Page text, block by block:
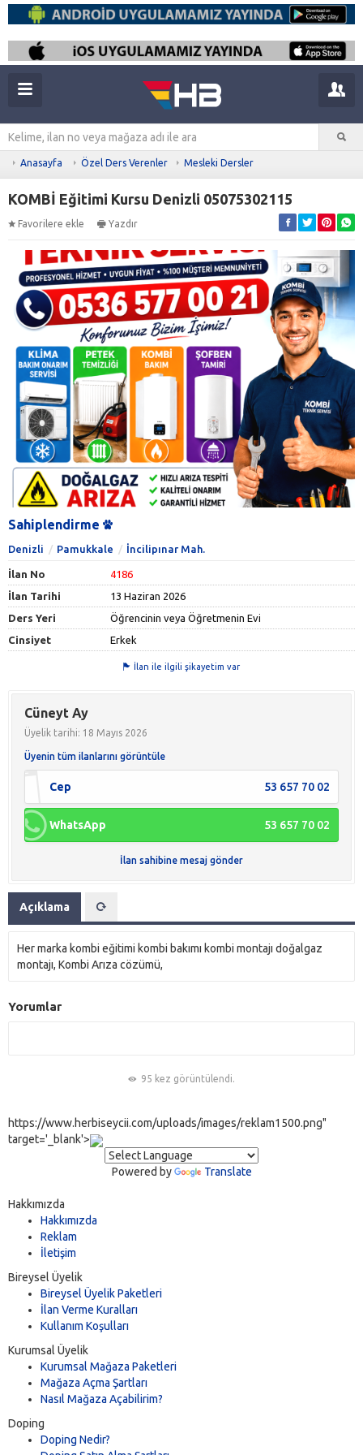
Anasayfa Özel Ders Verenler Mesleki Dersler
KOMBİ Eğitimi Kursu Denizli 05075302115
Favorilere ekle Yazdır
Sahiplendirme
Denizli Pamukkale İncilipınar Mah.
İlan No
4186
İlan Tarihi
13 Haziran 2026
Ders Yeri
Öğrencinin veya Öğretmenin Evi
Cinsiyet
Erkek
İlan ile ilgili şikayetim var
Cüneyt Ay
Üyelik tarihi: 18 Mayıs 2026
Üyenin tüm ilanlarını görüntüle
Cep 53 657 70 02
WhatsApp 53 657 70 02
İlan sahibine mesaj gönder
Açıklama
Her marka kombi eğitimi kombi bakımı kombi montajı doğalgaz
montajı, Kombi Arıza cözümü,
Yorumlar
95 kez görüntülendi.
https://www.herbiseycii.com/uploads/images/reklam1500.png"
target='_blank'>
Powered by Translate
Hakkımızda
Hakkımızda
Reklam
İletişim
Bireysel Üyelik
Bireysel Üyelik Paketleri
İlan Verme Kuralları
Kullanım Koşulları
Kurumsal Üyelik
Kurumsal Mağaza Paketleri
Mağaza Açma Şartları
Nasıl Mağaza Açabilirim?
Doping
Doping Nedir?